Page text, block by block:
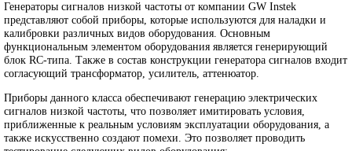
Генераторы сигналов низкой частоты от компании GW Instek
представляют собой приборы, которые используются для наладки и
калибровки различных видов оборудования. Основным
функциональным элементом оборудования является генерирующий
блок RC-типа. Также в состав конструкции генератора сигналов входит
согласующий трансформатор, усилитель, аттенюатор.
Приборы данного класса обеспечивают генерацию электрических
сигналов низкой частоты, что позволяет имитировать условия,
приближенные к реальным условиям эксплуатации оборудования, а
также искусственно создают помехи. Это позволяет проводить